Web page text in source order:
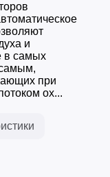
и
в самых
при
ох...